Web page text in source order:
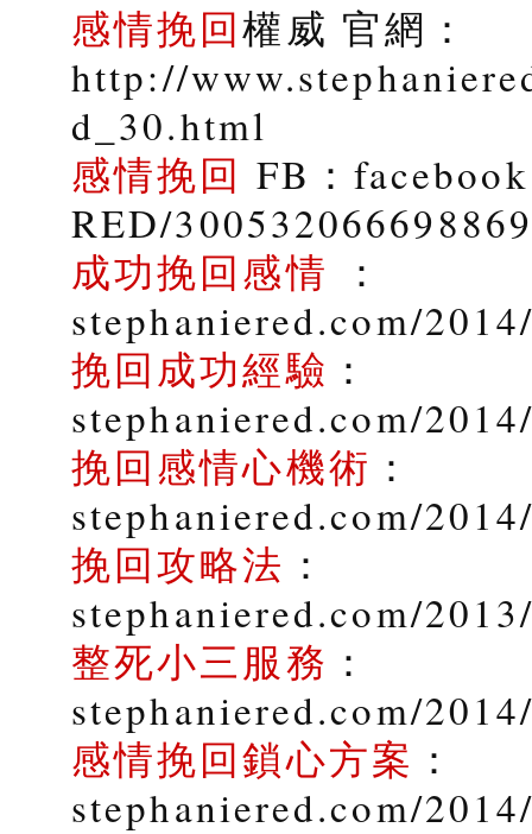
感情挽回權威 官網：
http://
d_30.html
感情挽回 FB：
RED/300532066698869
成功挽回感情 ：
stephaniered.com/
挽回成功經驗 ：
stephaniered.com/
挽回感情心機術 ：
stephaniered.com/
挽回攻略法 ：
stephaniered.com/
整死小三服務 ：
stephaniered.com/
感情挽回鎖心方案 ：
stephaniered.com/